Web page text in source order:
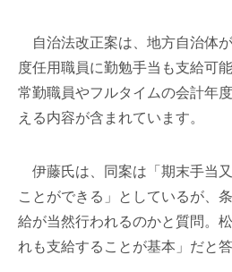
自治法改正案は、地方自治体
度任用職員に勤勉手当も支給可
常勤職員やフルタイムの会計年
える内容が含まれています。
伊藤氏は、同案は「期末手当
ことができる」としているが、
給が当然行われるのかと質問。
れも支給することが基本」だと答